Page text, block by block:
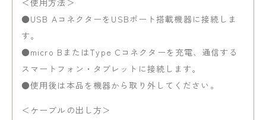
＜使用方法＞
●USB AコネクターをUSBポート搭載機器に接続しま
す。
●micro BまたはType Cコネクターを充電、通信する
スマートフォン・タブレットに接続します。
●使用後は本品を機器から取り外してください。
＜ケーブルの出し方＞